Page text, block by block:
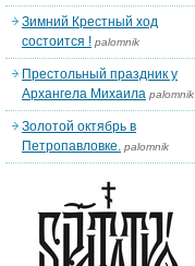
Зимний Крестный ход
состоится ! palomnik
Престольный праздник у
Архангела Михаила palomnik
Золотой октябрь в
Петропавловке. palomnik